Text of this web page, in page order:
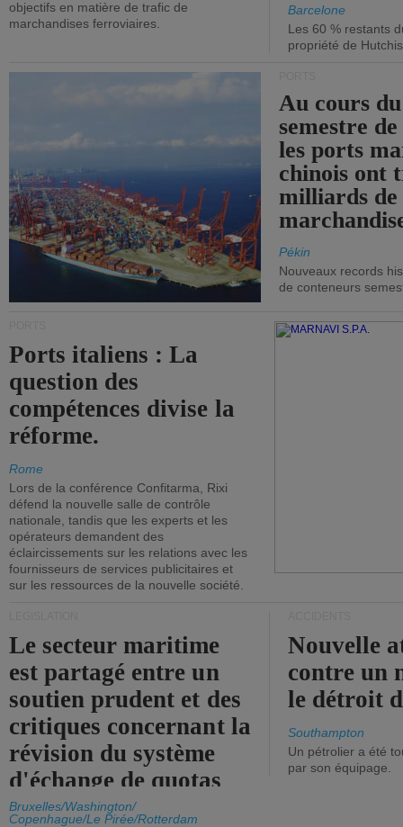
objectifs en matière de trafic de
marchandises ferroviaires.
Barcelone
Les 60 % restants
propriété de
Au cours
semestre
les ports
chinois ont
milliards de
Pékin
Nouveaux records
de conteneurs
Ports italiens : La
question des
compétences divise la
réforme.
Rome
Lors de la conférence Confitarma, Rixi
défend la nouvelle salle de contrôle
nationale, tandis que les experts et les
opérateurs demandent des
éclaircissements sur les relations avec les
fournisseurs de services publicitaires et
sur les ressources de la nouvelle société.
Le secteur maritime
est partagé entre un
soutien prudent et des
critiques concernant la
révision du système
d'échange de quotas
d'émission de l'UE.
Bruxelles/Washington/
Copenhague/Le Pirée/Rotterdam
Nouvelle
contre un
le détroit
Southampton
Un pétrolier a été
par son équipage.